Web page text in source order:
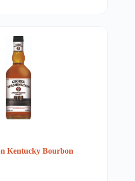
Kentucky Bourbon